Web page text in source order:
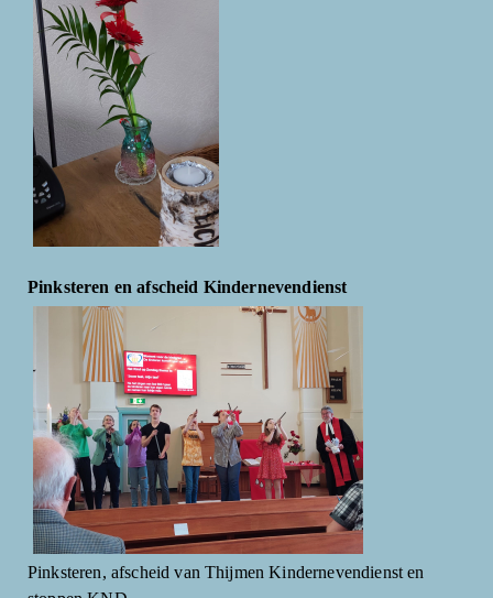
Pinksteren en afscheid Kindernevendienst
Pinksteren, afscheid van Thijmen Kindernevendienst en